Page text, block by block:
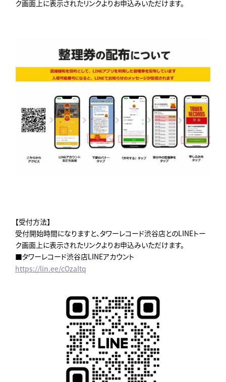
ク画面上に表示されたリンクよりお申込みいただけます。
【受付方法】
受付開始時間になりますと、タワーレコード渋谷店とのLINEトー
ク画面上に表示されたリンクよりお申込みいただけます。
■タワーレコード渋谷店LINEアカウント
https://lin.ee/cOzaItq